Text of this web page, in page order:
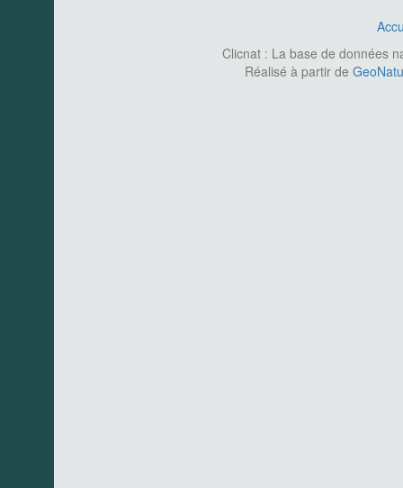
Clicnat : La base de données
Réalisé à partir de